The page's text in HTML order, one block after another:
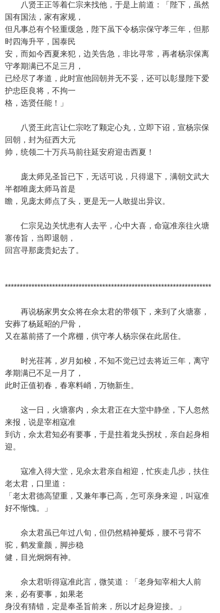
八贤王正等着仁宗来找他，于是上前道：「陛下，虽然
国有国法，家有家规，
但凡事总有个轻重缓急，陛下虽下令杨宗保守孝三年，但那
时四海升平，国泰民
安，而如今西夏来犯，边关告急，非比寻常，再者杨宗保离
守孝期满已不足三月，
已经尽了孝道，此时宣他回朝并无不妥，还可以彰显陛下爱
护忠臣良将，不拘一
格，选贤任能！」
八贤王此言让仁宗吃了颗定心丸，立即下诏，宣杨宗保
回朝，封为征西大元
帅，统领二十万兵马前往延安府迎击西夏！
庞太师见圣旨已下，无话可说，只得退下，满朝文武大
半都唯庞太师马首是
瞻，见庞太师点了头，更是无一人敢提出异议。
仁宗见边关忧患有人去平，心中大喜，命寇准亲往火塘
寨传旨，当即退朝，
回宫寻那庞贵妃去了。
**********************************************************************
再说杨家男女众将在佘太君的带领下，来到了火塘寨，
安葬了杨延昭的尸骨，
又在墓前搭了一个席棚，供守孝人杨宗保在此居住。
时光荏苒，岁月如梭，不知不觉已过去将近三年，离守
孝期满已不足一月了，
此时正值初春，春寒料峭，万物新生。
这一日，火塘寨内，佘太君正在大堂中静坐，下人忽然
来报，说是宰相寇准
到访，佘太君知必有要事，于是拄着龙头拐杖，亲自起身相
迎。
寇准入得大堂，见佘太君亲自相迎，忙疾走几步，扶住
老太君，口里道：
「老太君德高望重，又兼年事已高，怎可亲身来迎，叫寇准
好不惭愧。」
佘太君虽已年过八旬，但仍然精神矍烁，腰不弓背不
驼，鹤发童颜，脚步稳
健，目光炯炯有神。
佘太君听得寇准此言，微笑道：「老身知宰相大人前
来，必有要事，如果老
身没有猜错，定是奉圣旨前来，所以才起身迎接。」